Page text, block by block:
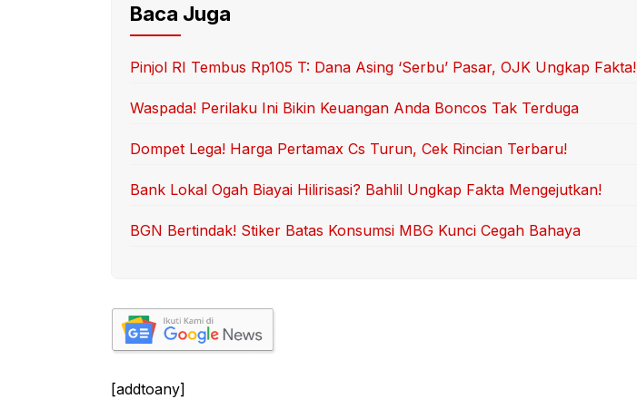
Baca Juga
Pinjol RI Tembus Rp105 T: Dana Asing ‘Serbu’ Pasar, OJK Ungkap Fakta!
Waspada! Perilaku Ini Bikin Keuangan Anda Boncos Tak Terduga
Dompet Lega! Harga Pertamax Cs Turun, Cek Rincian Terbaru!
Bank Lokal Ogah Biayai Hilirisasi? Bahlil Ungkap Fakta Mengejutkan!
BGN Bertindak! Stiker Batas Konsumsi MBG Kunci Cegah Bahaya
[addtoany]